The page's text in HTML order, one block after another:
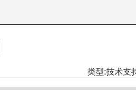
类型:技术支